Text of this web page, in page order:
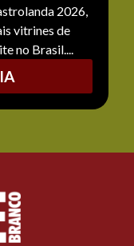
2026,
vitrines de
no Brasil....